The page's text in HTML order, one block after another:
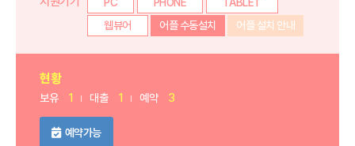
웹뷰어
어플 수동설치 어플 설치 안내
현황
보유 1 대출 1 예약 3
예약가능